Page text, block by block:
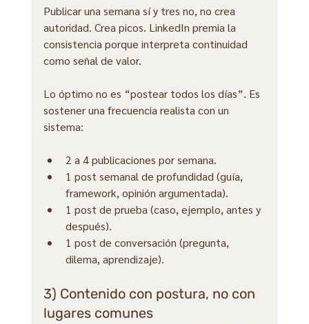
Publicar una semana sí y tres no, no crea
autoridad. Crea picos. LinkedIn premia la
consistencia porque interpreta continuidad
como señal de valor.
Lo óptimo no es “postear todos los días”. Es
sostener una frecuencia realista con un
sistema:
2 a 4 publicaciones por semana.
1 post semanal de profundidad (guía,
framework, opinión argumentada).
1 post de prueba (caso, ejemplo, antes y
después).
1 post de conversación (pregunta,
dilema, aprendizaje).
3) Contenido con postura, no con
lugares comunes